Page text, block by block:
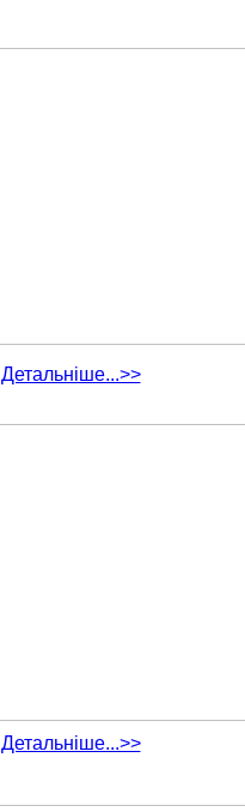
Детальніше...>>
Детальніше...>>